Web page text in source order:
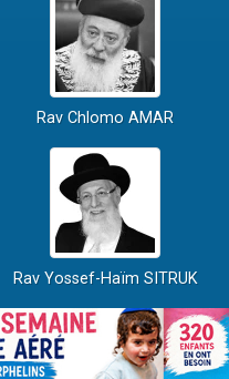
Rav Chlomo AMAR
Rav Yossef-Haïm SITRUK